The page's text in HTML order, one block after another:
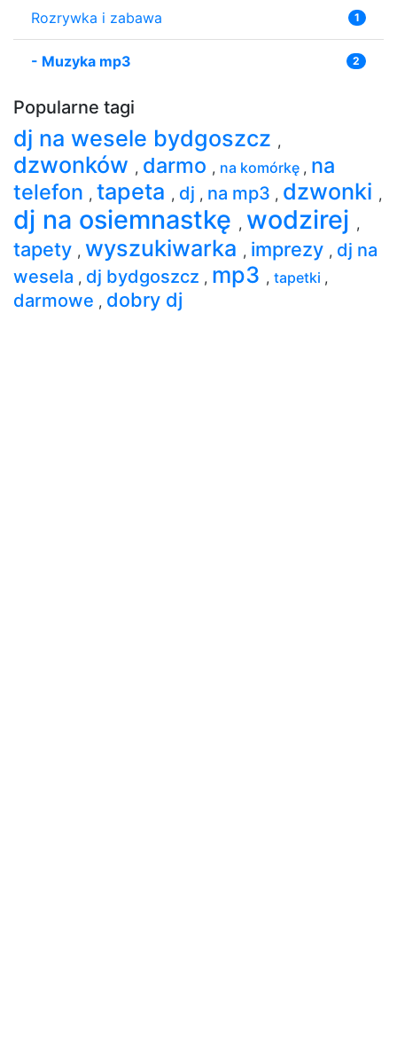
Rozrywka i zabawa 1
- Muzyka mp3 2
Popularne tagi
dj na wesele bydgoszcz ,
dzwonków , darmo , na komórkę , na
telefon , tapeta , dj , na mp3 , dzwonki ,
dj na osiemnastkę , wodzirej ,
tapety , wyszukiwarka , imprezy , dj na
wesela , dj bydgoszcz , mp3 , tapetki ,
darmowe , dobry dj